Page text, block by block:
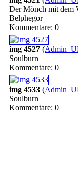
Der Mönch mit dem
Belphegor
Kommentare: 0
img 4527 (
Soulburn
Kommentare: 0
img 4533 (
Soulburn
Kommentare: 0